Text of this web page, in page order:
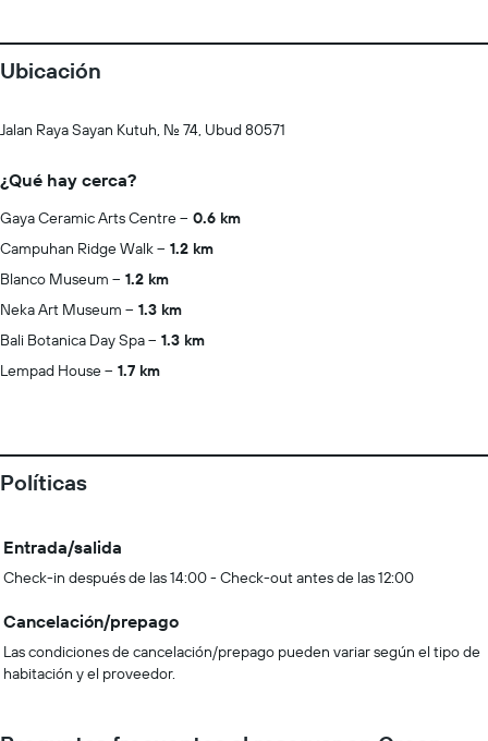
Ubicación
Jalan Raya Sayan Kutuh, No. 74, Ubud 80571
¿Qué hay cerca?
Gaya Ceramic Arts Centre
0.6 km
Campuhan Ridge Walk
1.2 km
Blanco Museum
1.2 km
Neka Art Museum
1.3 km
Bali Botanica Day Spa
1.3 km
Lempad House
1.7 km
Políticas
Entrada/salida
Check-in después de las 14:00 - Check-out antes de las 12:00
Cancelación/prepago
Las condiciones de cancelación/prepago pueden variar según el tipo de
habitación y el proveedor.